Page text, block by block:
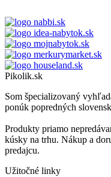
Pikolik.sk
Som špecializovaný
ponúk popredných
Produkty priamo
kúsky na trhu. Nákup a
predajcu.
Užitočné linky